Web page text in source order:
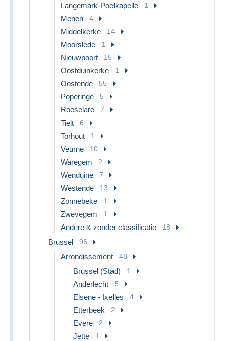
Langemark-Poelkapelle 1
Menen 4
Middelkerke 14
Moorslede 1
Nieuwpoort 15
Oostduinkerke 1
Oostende 55
Poperinge 5
Roeselare 7
Tielt 6
Torhout 1
Veurne 10
Waregem 2
Wenduine 7
Westende 13
Zonnebeke 1
Zwevegem 1
Andere & zonder classificatie 18
Brussel 96
Arrondissement 48
Brussel (Stad) 1
Anderlecht 5
Elsene - Ixelles 4
Etterbeek 2
Evere 2
Jette 1